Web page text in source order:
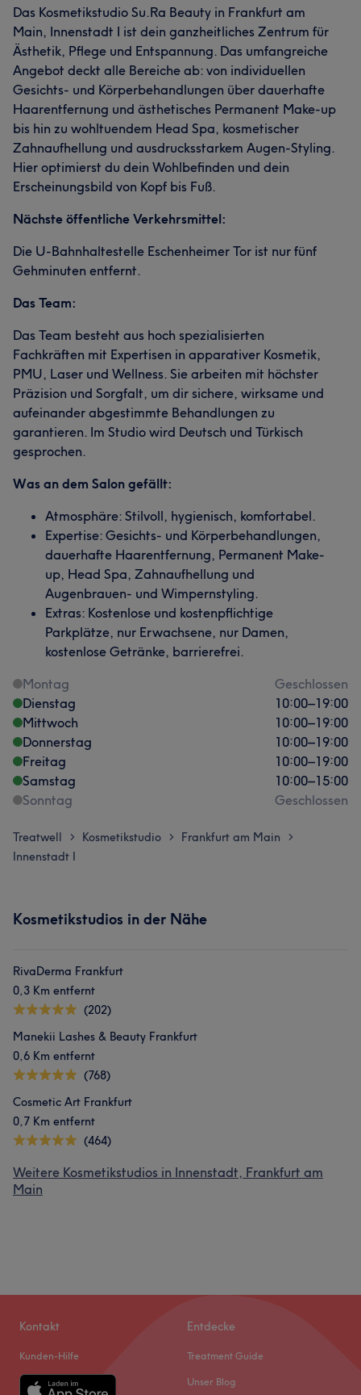
Das Kosmetikstudio Su.Ra Beauty in Frankfurt am
Main, Innenstadt I ist dein ganzheitliches Zentrum für
Ästhetik, Pflege und Entspannung. Das umfangreiche
Angebot deckt alle Bereiche ab: von individuellen
Gesichts- und Körperbehandlungen über dauerhafte
Haarentfernung und ästhetisches Permanent Make-up
bis hin zu wohltuendem Head Spa, kosmetischer
Zahnaufhellung und ausdrucksstarkem Augen-Styling.
Hier optimierst du dein Wohlbefinden und dein
Erscheinungsbild von Kopf bis Fuß.
Nächste öffentliche Verkehrsmittel:
Die U-Bahnhaltestelle Eschenheimer Tor ist nur fünf
Gehminuten entfernt.
Das Team:
Das Team besteht aus hoch spezialisierten
Fachkräften mit Expertisen in apparativer Kosmetik,
PMU, Laser und Wellness. Sie arbeiten mit höchster
Präzision und Sorgfalt, um dir sichere, wirksame und
aufeinander abgestimmte Behandlungen zu
garantieren. Im Studio wird Deutsch und Türkisch
gesprochen.
Was an dem Salon gefällt:
Atmosphäre: Stilvoll, hygienisch, komfortabel.
Expertise: Gesichts- und Körperbehandlungen,
dauerhafte Haarentfernung, Permanent Make-
up, Head Spa, Zahnaufhellung und
Augenbrauen- und Wimpernstyling.
Extras: Kostenlose und kostenpflichtige
Parkplätze, nur Erwachsene, nur Damen,
kostenlose Getränke, barrierefrei.
Montag
Geschlossen
Dienstag
10:00–19:00
Mittwoch
10:00–19:00
Donnerstag
10:00–19:00
Freitag
10:00–19:00
Samstag
10:00–15:00
Sonntag
Geschlossen
Treatwell > Kosmetikstudio > Frankfurt am Main >
Innenstadt I
Kosmetikstudios in der Nähe
RivaDerma Frankfurt
0,3 Km entfernt
(202)
Manekii Lashes & Beauty Frankfurt
0,6 Km entfernt
(768)
Cosmetic Art Frankfurt
0,7 Km entfernt
(464)
Weitere Kosmetikstudios in Innenstadt, Frankfurt am
Main
Kontakt
Kunden-Hilfe
Entdecke
Treatment Guide
Unser Blog